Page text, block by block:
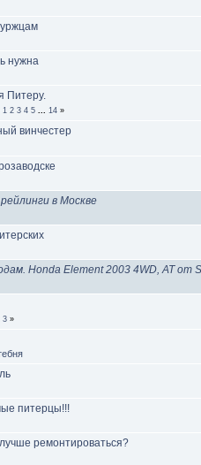
нужна
Питеру.
1 2 3 4 5 ... 14»
винчестер
в Москве
Honda Element 2003 4WD, AT от
3»
питерцы!!!
ремонтироваться?